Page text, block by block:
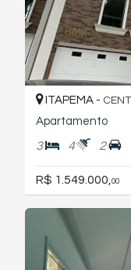
ITAPEMA -
Apartamento
3 4 2
R$ 1.549.000, 00